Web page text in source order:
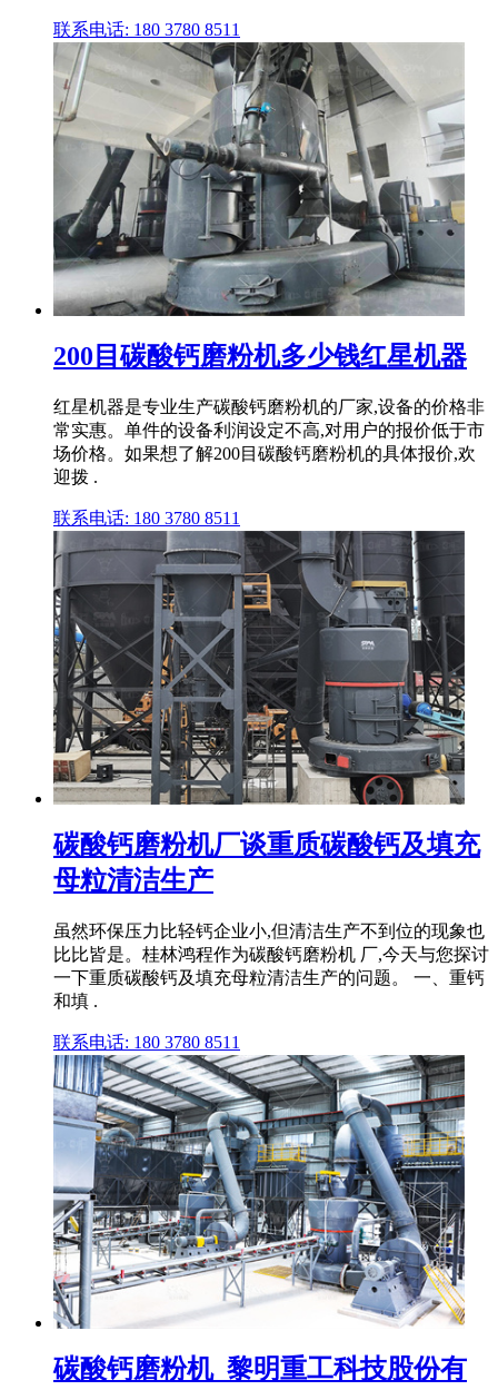
联系电话: 180 3780 8511
200目碳酸钙磨粉机多少钱红星机器
红星机器是专业生产碳酸钙磨粉机的厂家,设备的价格非
常实惠。单件的设备利润设定不高,对用户的报价低于市
场价格。如果想了解200目碳酸钙磨粉机的具体报价,欢
迎拨 .
联系电话: 180 3780 8511
碳酸钙磨粉机厂谈重质碳酸钙及填充
母粒清洁生产
虽然环保压力比轻钙企业小,但清洁生产不到位的现象也
比比皆是。桂林鸿程作为碳酸钙磨粉机 厂,今天与您探讨
一下重质碳酸钙及填充母粒清洁生产的问题。 一、重钙
和填 .
联系电话: 180 3780 8511
碳酸钙磨粉机_黎明重工科技股份有